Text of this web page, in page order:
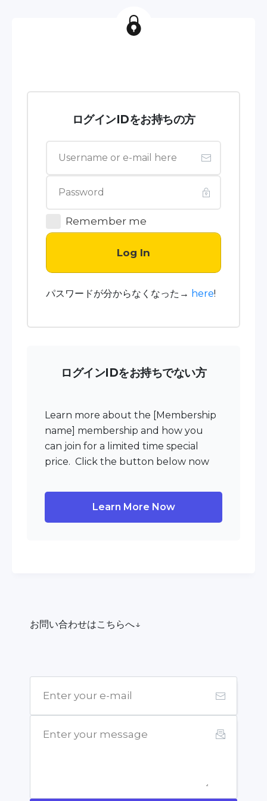
ログインIDをお持ちの方
Remember me
Log In
パスワードが分からなくなった→ here!
ログインIDをお持ちでない方
Learn more about the [Membership
name] membership and how you
can join for a limited time special
price. Click the button below now
Learn More Now
お問い合わせはこちらへ↓